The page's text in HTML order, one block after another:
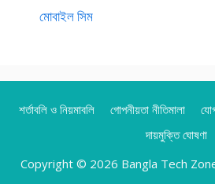
মোবাইল সিম
শর্তাবলি ও নিয়মাবলি গোপনীয়তা নীতিমালা
দায়মুক্তি ঘোষণা
Copyright © 2026 Bangla Tech